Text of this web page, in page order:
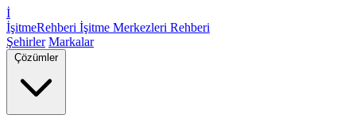
İ
İşitmeRehberi İşitme Merkezleri Rehberi
Şehirler Markalar
Çözümler